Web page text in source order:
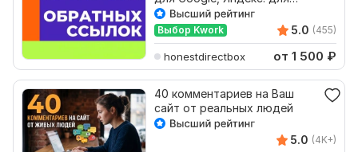
продвижения в ТОП
Выбор Kwork 5.0 (455)
honestdirectbox от 1 500 ₽
40 комментариев на Ваш
сайт от реальных людей
5.0 (4K+)